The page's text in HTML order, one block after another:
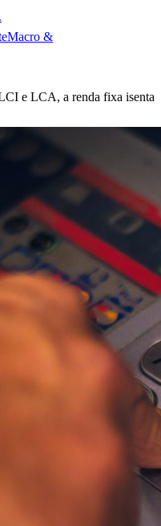
Macro &
e LCA, a renda fixa isenta